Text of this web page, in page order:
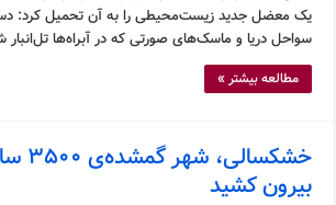
یک معضل جدید زیست‌محیطی را به آن تحمیل کرد:
سواحل دریا و ماسک‌های صورتی که در آبراه‌ها تل‌انبار
مطالعه بیشتر »
بیرون کشید